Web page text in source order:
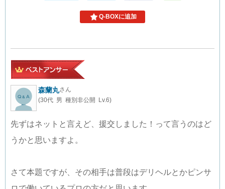
Q-BOXに追加
森蘭丸さん
(30代 男 種別非公開 Lv.6)
先ずはネットと言えど、援交しました！って言うのはど
うかと思いますよ。
さて本題ですが、その相手は普段はデリヘルとかピンサ